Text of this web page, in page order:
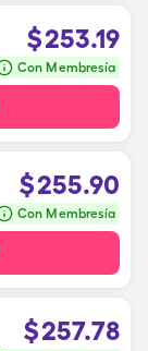
$253.19
Con Membresía
$255.90
Con Membresía
$257.78